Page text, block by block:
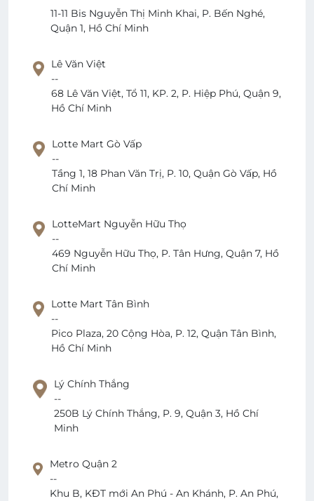
11-11 Bis Nguyễn Thị Minh Khai, P. Bến Nghé,
Quận 1, Hồ Chí Minh
Lê Văn Việt
--
68 Lê Văn Việt, Tổ 11, KP. 2, P. Hiệp Phú, Quận 9,
Hồ Chí Minh
Lotte Mart Gò Vấp
--
Tầng 1, 18 Phan Văn Trị, P. 10, Quận Gò Vấp, Hồ
Chí Minh
LotteMart Nguyễn Hữu Thọ
--
469 Nguyễn Hữu Thọ, P. Tân Hưng, Quận 7, Hồ
Chí Minh
Lotte Mart Tân Bình
--
Pico Plaza, 20 Cộng Hòa, P. 12, Quận Tân Bình,
Hồ Chí Minh
Lý Chính Thắng
--
250B Lý Chính Thắng, P. 9, Quận 3, Hồ Chí
Minh
Metro Quận 2
--
Khu B, KĐT mới An Phú - An Khánh, P. An Phú,